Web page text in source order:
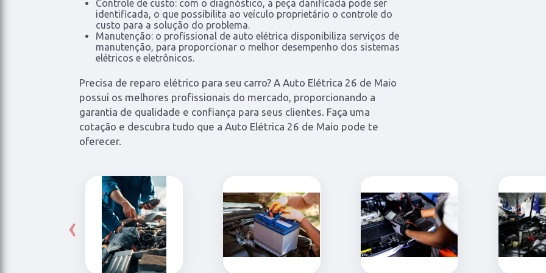
Controle de custo: com o diagnóstico, a peça danificada pode ser
identificada, o que possibilita ao veículo proprietário o controle do
custo para a solução do problema.
Manutenção: o profissional de auto elétrica disponibiliza serviços de
manutenção, para proporcionar o melhor desempenho dos sistemas
elétricos e eletrônicos.
Precisa de reparo elétrico para seu carro? A Auto Elétrica 26 de Maio
possui os melhores profissionais do mercado, proporcionando a
garantia de qualidade e confiança para seus clientes. Faça uma
cotação e descubra tudo que a Auto Elétrica 26 de Maio pode te
oferecer.
‹